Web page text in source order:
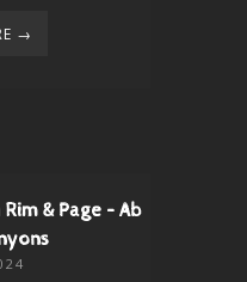
→
& Page – Ab